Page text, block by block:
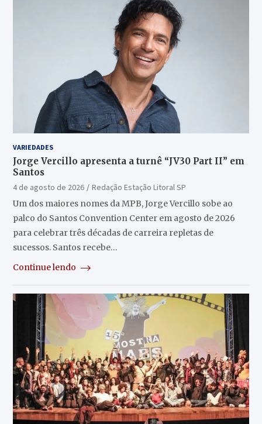
VARIEDADES
Jorge Vercillo apresenta a turnê “JV30 Part II” em
Santos
4 de agosto de 2026
Redação Estação Litoral SP
Um dos maiores nomes da MPB, Jorge Vercillo sobe ao
palco do Santos Convention Center em agosto de 2026
para celebrar três décadas de carreira repletas de
sucessos. Santos recebe…
Continue lendo